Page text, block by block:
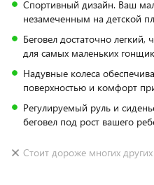
Спортивный дизайн. Ваш
незамеченным на детской
Беговел достаточно легкий,
для самых маленьких
Надувные колеса
поверхностью и комфорт
Регулируемый руль и
беговел под рост вашего
Стоит дороже многих